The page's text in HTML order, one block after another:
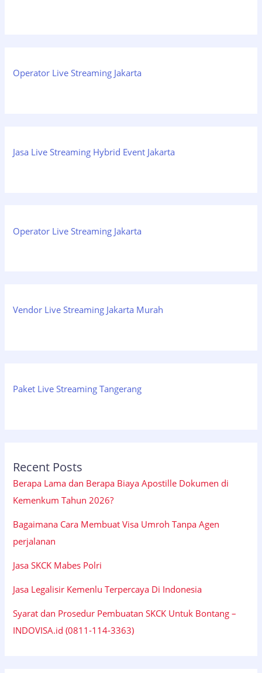
Operator Live Streaming Jakarta
Jasa Live Streaming Hybrid Event Jakarta
Operator Live Streaming Jakarta
Vendor Live Streaming Jakarta Murah
Paket Live Streaming Tangerang
Recent Posts
Berapa Lama dan Berapa Biaya Apostille Dokumen di
Kemenkum Tahun 2026?
Bagaimana Cara Membuat Visa Umroh Tanpa Agen
perjalanan
Jasa SKCK Mabes Polri
Jasa Legalisir Kemenlu Terpercaya Di Indonesia
Syarat dan Prosedur Pembuatan SKCK Untuk Bontang –
INDOVISA.id (0811-114-3363)